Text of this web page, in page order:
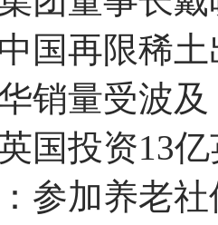
国再限稀
销量受波
国投资13
参加养老